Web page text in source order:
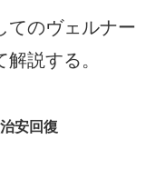
てのヴェルナー
説する。
安回復